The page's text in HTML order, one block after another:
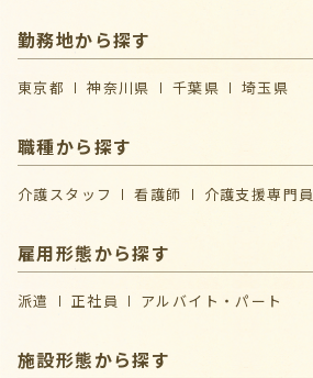
勤務地から探す
東京都 神奈川県 千葉県 埼玉県
職種から探す
介護スタッフ 看護師 介護支援専門員
雇用形態から探す
派遣 正社員 アルバイト・パート
施設形態から探す